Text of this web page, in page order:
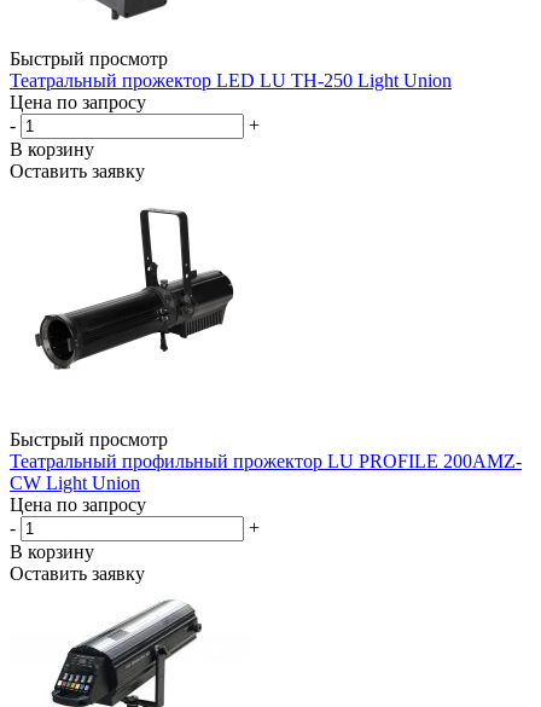
Быстрый просмотр
Театральный прожектор LED LU TH-250 Light Union
Цена по запросу
-
+
В корзину
Оставить заявку
Быстрый просмотр
Театральный профильный прожектор LU PROFILE 200AMZ-
CW Light Union
Цена по запросу
-
+
В корзину
Оставить заявку